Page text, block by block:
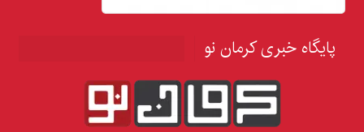
پایگاه خبری کرمان نو